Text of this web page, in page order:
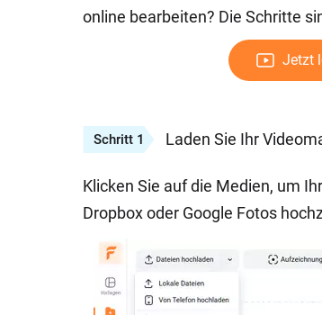
online bearbeiten? Die Schritte
Jetzt
Schritt 1 Laden Sie Ihr
Klicken Sie auf die Medien, um
Dropbox oder Google Fotos